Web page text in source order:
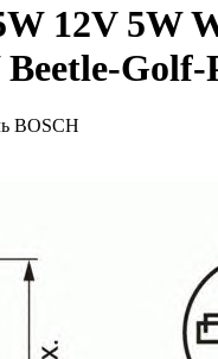
12V 5W
Golf-
BOSCH